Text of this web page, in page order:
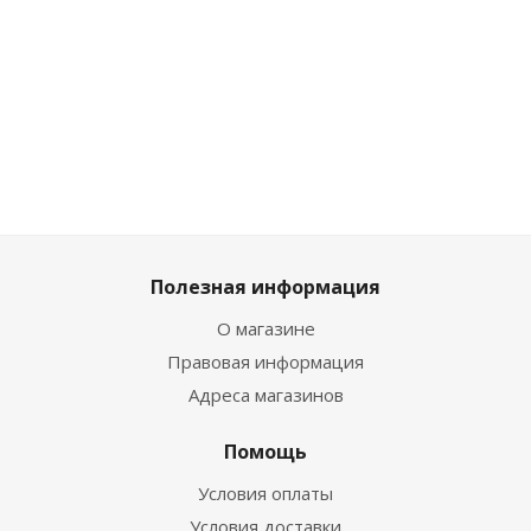
Полезная информация
О магазине
Правовая информация
Адреса магазинов
Помощь
Условия оплаты
Условия доставки